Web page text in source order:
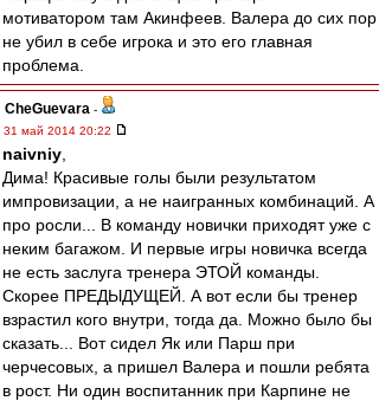
мотиватором там Акинфеев. Валера до сих пор
не убил в себе игрока и это его главная
проблема.
CheGuevara -
31 май 2014 20:22
naivniy
Дима! Красивые голы были результатом
импровизации, а не наигранных комбинаций. А
про росли... В команду новички приходят уже с
неким багажом. И первые игры новичка всегда
не есть заслуга тренера ЭТОЙ команды.
Скорее ПРЕДЫДУЩЕЙ. А вот если бы тренер
взрастил кого внутри, тогда да. Можно было бы
сказать... Вот сидел Як или Парш при
черчесовых, а пришел Валера и пошли ребята
в рост. Ни один воспитанник при Карпине не